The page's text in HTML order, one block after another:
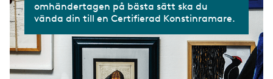
omhändertagen på bästa sätt ska du
vända din till en Certifierad Konstinramare.